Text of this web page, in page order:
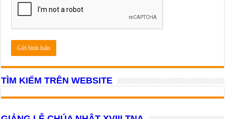
TÌM KIẾM TRÊN WEBSITE